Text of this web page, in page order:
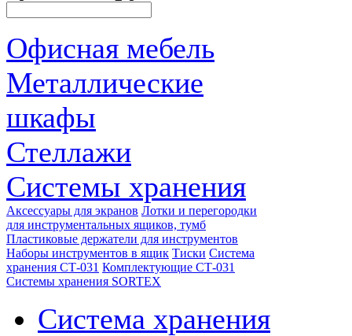
Офисная мебель
Металлические
шкафы
Стеллажи
Системы хранения
Аксессуары для экранов Лотки и перегородки
для инструментальных ящиков, тумб
Пластиковые держатели для инструментов
Наборы инструментов в ящик Тиски Система
хранения СТ-031 Комплектующие СТ-031
Системы хранения SORTEX
Система хранения